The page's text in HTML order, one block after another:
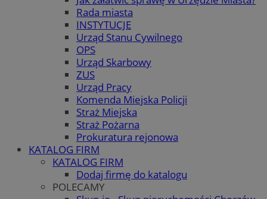
Rada miasta
INSTYTUCJE
Urząd Stanu Cywilnego
OPS
Urząd Skarbowy
ZUS
Urząd Pracy
Komenda Miejska Policji
Straż Miejska
Straż Pożarna
Prokuratura rejonowa
KATALOG FIRM
KATALOG FIRM
Dodaj firmę do katalogu
POLECAMY